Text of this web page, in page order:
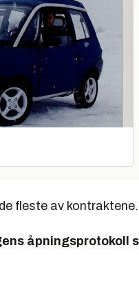
fleste av kontraktene.
åpningsprotokoll